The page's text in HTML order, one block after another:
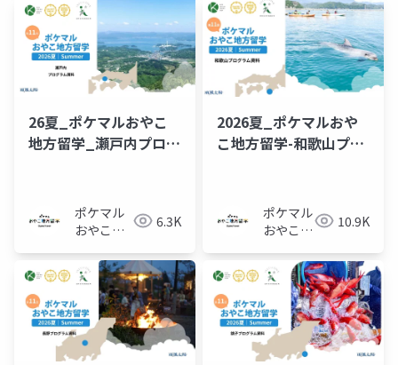
26夏_ポケマルおやこ
地方留学_瀬戸内プログ
ポケマル
おやこ地
6.3K
2026夏_ポケマルおや
こ地方留学-和歌山プロ
ポケマル
おやこ地
10.9K